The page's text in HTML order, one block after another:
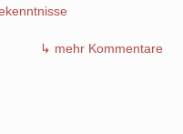
↳ mehr Kommentare